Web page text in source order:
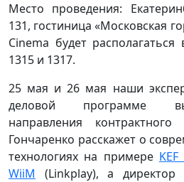
Место проведения:
131, гостиница «Московская
Cinema будет
1315 и 1317.
25 мая и 26 мая наши
деловой программе
направления
Гончаренко расскажет о
технологиях на примере
WiiM (Linkplay), а